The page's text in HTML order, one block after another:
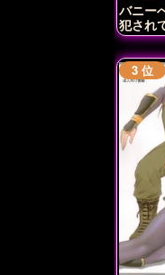
バニー
犯され
ゃう♡